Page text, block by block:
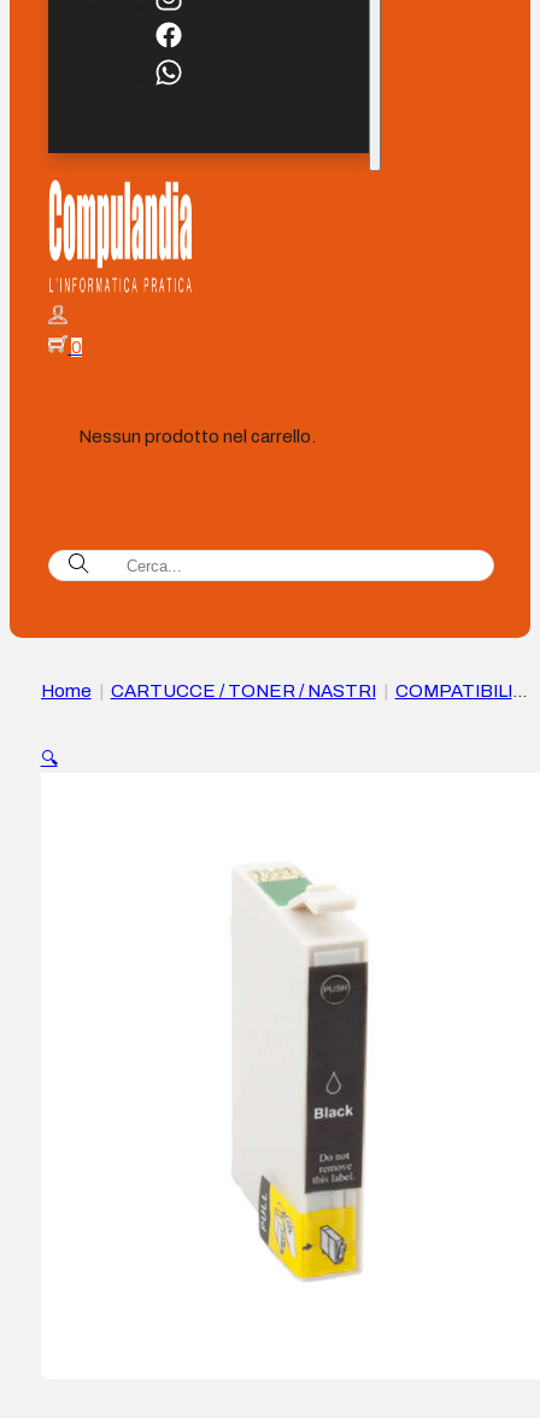
0
Nessun prodotto nel carrello.
Home CARTUCCE / TONER / NASTRI
COMPATIBILI
Sostituisce C13T04444010
🔍